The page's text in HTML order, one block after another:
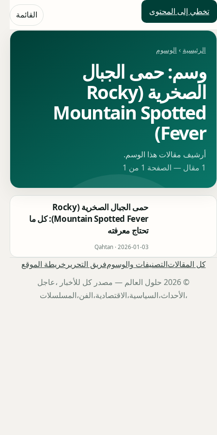
تخطي إلى المحتوى
حلول العالم القائمة
الرئيسية › الوسوم
وسم: حمى الجبال
الصخرية (Rocky
Mountain Spotted
Fever)
أرشيف مقالات هذا الوسم.
1 مقال — الصفحة 1 من 1
حمى الجبال الصخرية (Rocky
Mountain Spotted Fever): كل ما
تحتاج معرفته
Qahtan · 2026-01-03
كل المقالاتالتصنيفات والوسومفريق التحرير خريطة الموقع
© 2026 حلول العالم — مصدر كل للأخبار ،عاجل
،الأحداث،السياسية،الاقتصادية،الفن،المسلسلات